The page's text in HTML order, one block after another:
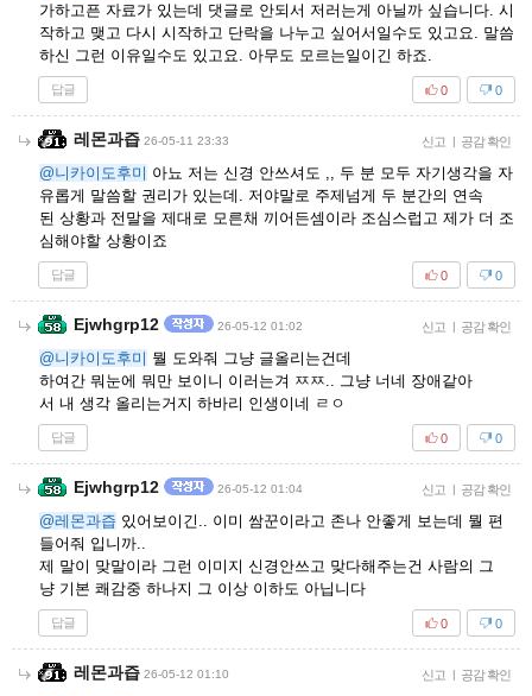
가하고픈 자료가 있는데 댓글로 안되서 저러는게 아닐까 싶습니다. 시
작하고 맺고 다시 시작하고 단락을 나누고 싶어서일수도 있고요. 말씀
하신 그런 이유일수도 있고요. 아무도 모르는일이긴 하죠.
답글 0
0
레몬과즙 26-05-11 23:33 신고 | 공감 확인
@니카이도후미 아뇨 저는 신경 안쓰셔도 ,, 두 분 모두 자기생각을 자
유롭게 말씀할 권리가 있는데. 저야말로 주제넘게 두 분간의 연속
된 상황과 전말을 제대로 모른채 끼어든셈이라 조심스럽고 제가 더 조
심해야할 상황이죠
답글 0
0
Ejwhgrp12 26-05-12 01:02 신고 | 공감 확인
@니카이도후미 뭘 도와줘 그냥 글올리는건데
하여간 뭐눈에 뭐만 보이니 이러는겨 ㅉㅉ.. 그냥 너네 장애같아
서 내 생각 올리는거지 하바리 인생이네 ㄹㅇ
답글 0
0
Ejwhgrp12 26-05-12 01:04 신고 | 공감 확인
@레몬과즙 있어보이긴.. 이미 쌈꾼이라고 존나 안좋게 보는데 뭘 편
들어줘 입니까..
제 말이 맞말이라 그런 이미지 신경안쓰고 맞다해주는건 사람의 그
냥 기본 쾌감중 하나지 그 이상 이하도 아닙니다
답글 0
0
레몬과즙 26-05-12 01:10 신고 | 공감 확인